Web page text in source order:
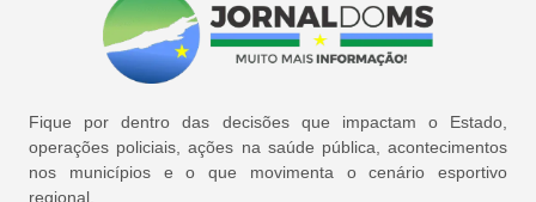
Fique por dentro das decisões que impactam o Estado,
operações policiais, ações na saúde pública, acontecimentos
nos municípios e o que movimenta o cenário esportivo
regional.